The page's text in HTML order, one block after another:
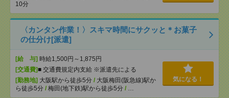
10分
〈カンタン作業！〉スキマ時間にサクッと＊お菓子
の仕分け[派遣]
[給 与] 時給1,500円～1,875円
[交通費]■ 交通費規定内支給 ※派遣先による
[勤務地] 大阪駅から徒歩5分 / 大阪梅田(阪急線)駅か
ら徒歩5分 / 梅田(地下鉄)駅から徒歩5分 / …
気になる！